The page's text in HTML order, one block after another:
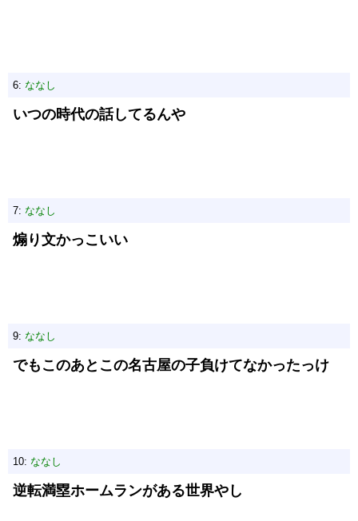
6: ななし
いつの時代の話してるんや
7: ななし
煽り文かっこいい
9: ななし
でもこのあとこの名古屋の子負けてなかったっけ
10: ななし
逆転満塁ホームランがある世界やし